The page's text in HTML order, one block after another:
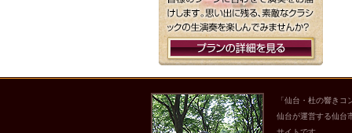
「仙台・杜の響き
仙台が運営する仙台